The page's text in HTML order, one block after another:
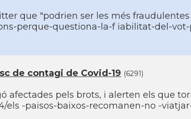
que "podrien ser les més
perque-questiona-la-f iabilitat-del-
de contagi de Covid-19 (6291)
afectades pels brots, i alerten els que
els -paisos-baixos-recomanen-no -